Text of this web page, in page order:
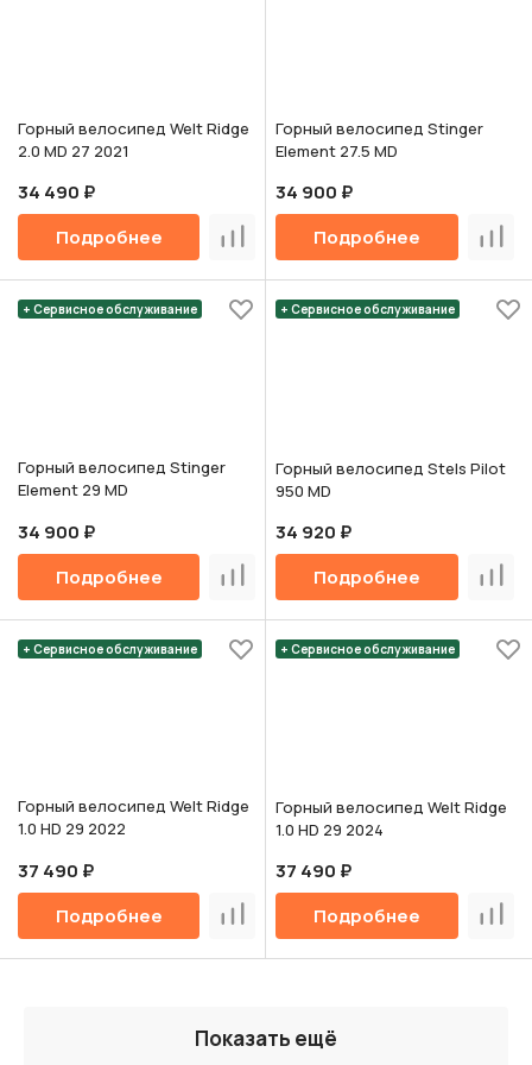
Горный велосипед Welt Ridge
2.0 MD 27 2021
34 490 ₽
Подробнее
Сравнить
Горный велосипед Stinger
Element 27.5 MD
34 900 ₽
Подробнее
+ Сервисное обслуживание
Горный велосипед Stinger
Element 29 MD
34 900 ₽
Подробнее
Сравнить
+ Сервисное обслуживание
Горный велосипед Stels Pilot
950 MD
34 920 ₽
Подробнее
+ Сервисное обслуживание
Горный велосипед Welt Ridge
1.0 HD 29 2022
37 490 ₽
Подробнее
Сравнить
+ Сервисное обслуживание
Горный велосипед Welt Ridge
1.0 HD 29 2024
37 490 ₽
Подробнее
Показать ещё